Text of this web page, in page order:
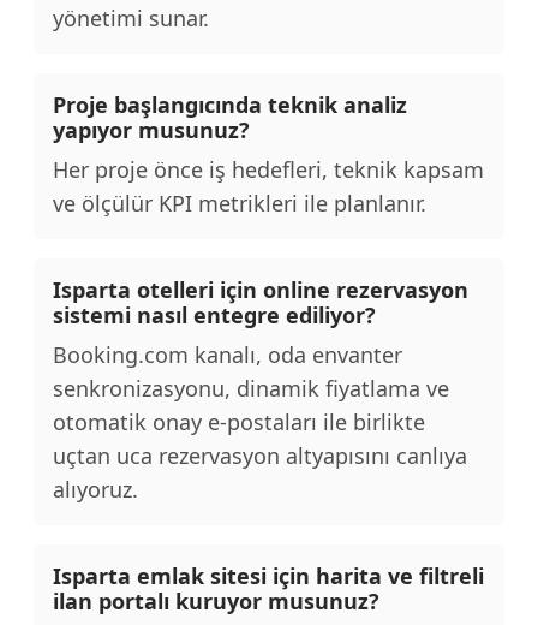
yönetimi sunar.
Proje başlangıcında teknik analiz
yapıyor musunuz?
Her proje önce iş hedefleri, teknik kapsam
ve ölçülür KPI metrikleri ile planlanır.
Isparta otelleri için online rezervasyon
sistemi nasıl entegre ediliyor?
Booking.com kanalı, oda envanter
senkronizasyonu, dinamik fiyatlama ve
otomatik onay e-postaları ile birlikte
uçtan uca rezervasyon altyapısını canlıya
alıyoruz.
Isparta emlak sitesi için harita ve filtreli
ilan portalı kuruyor musunuz?